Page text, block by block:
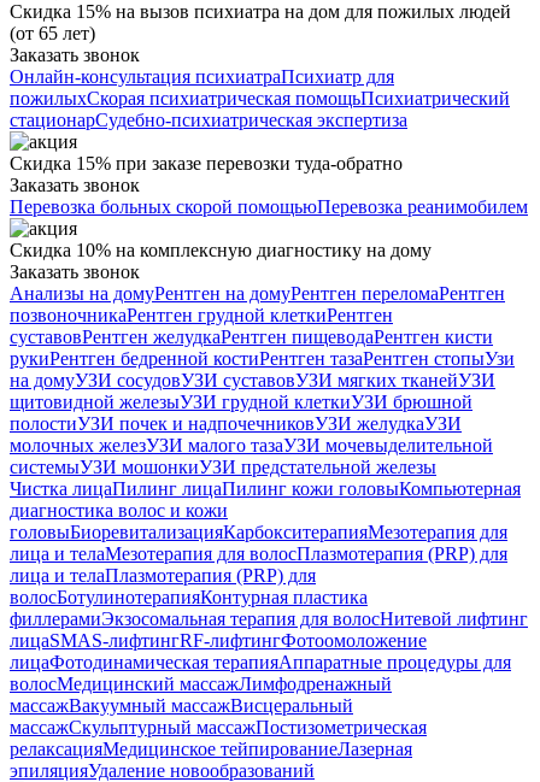
Скидка 15% на вызов психиатра на дом для пожилых людей
(от 65 лет)
Заказать звонок
Онлайн-консультация психиатраПсихиатр для
пожилыхСкорая психиатрическая помощьПсихиатрический
стационарСудебно-психиатрическая экспертиза
Скидка 15% при заказе перевозки туда-обратно
Заказать звонок
Перевозка больных скорой помощьюПеревозка реанимобилем
Скидка 10% на комплексную диагностику на дому
Заказать звонок
Анализы на домуРентген на домуРентген переломаРентген
позвоночникаРентген грудной клеткиРентген
суставовРентген желудкаРентген пищеводаРентген кисти
рукиРентген бедренной костиРентген тазаРентген стопыУзи
на домуУЗИ сосудовУЗИ суставовУЗИ мягких тканейУЗИ
щитовидной железыУЗИ грудной клеткиУЗИ брюшной
полостиУЗИ почек и надпочечниковУЗИ желудкаУЗИ
молочных железУЗИ малого тазаУЗИ мочевыделительной
системыУЗИ мошонкиУЗИ предстательной железы
Чистка лицаПилинг лицаПилинг кожи головыКомпьютерная
диагностика волос и кожи
головыБиоревитализацияКарбокситерапияМезотерапия для
лица и телаМезотерапия для волосПлазмотерапия (PRP) для
лица и телаПлазмотерапия (PRP) для
волосБотулинотерапияКонтурная пластика
филлерамиЭкзосомальная терапия для волосНитевой лифтинг
лицаSMAS-лифтингRF-лифтингФотоомоложение
лицаФотодинамическая терапияАппаратные процедуры для
волосМедицинский массажЛимфодренажный
массажВакуумный массажВисцеральный
массажСкульптурный массажПостизометрическая
релаксацияМедицинское тейпированиеЛазерная
эпиляцияУдаление новообразований